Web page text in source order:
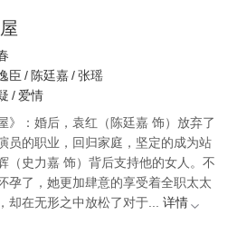
臣 / 陈廷嘉/张瑶
/ 爱情
》：婚后，袁红（陈廷嘉 饰）放弃了
员的职业，回归家庭，坚定的成为站
（史力嘉 饰）背后支持他的女人。不
孕了，她更加肆意的享受着全职太太
却在无形之中放松了对于...
详情